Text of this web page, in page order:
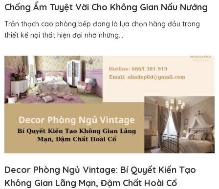
Chống Ẩm Tuyệt Vời Cho Không Gian Nấu Nướng
Trần thạch cao phòng bếp đang là lựa chọn hàng đầu trong
thiết kế nội thất hiện đại nhờ những...
Decor Phòng Ngủ Vintage: Bí Quyết Kiến Tạo
Không Gian Lãng Mạn, Đậm Chất Hoài Cổ